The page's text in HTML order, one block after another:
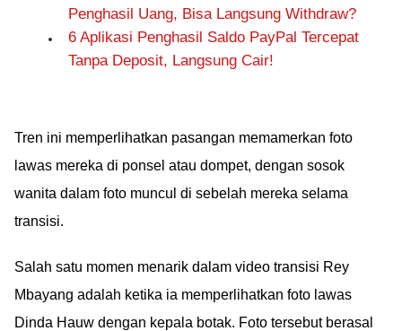
Penghasil Uang, Bisa Langsung Withdraw?
6 Aplikasi Penghasil Saldo PayPal Tercepat
Tanpa Deposit, Langsung Cair!
Tren ini memperlihatkan pasangan memamerkan foto
lawas mereka di ponsel atau dompet, dengan sosok
wanita dalam foto muncul di sebelah mereka selama
transisi.
Salah satu momen menarik dalam video transisi Rey
Mbayang adalah ketika ia memperlihatkan foto lawas
Dinda Hauw dengan kepala botak. Foto tersebut berasal